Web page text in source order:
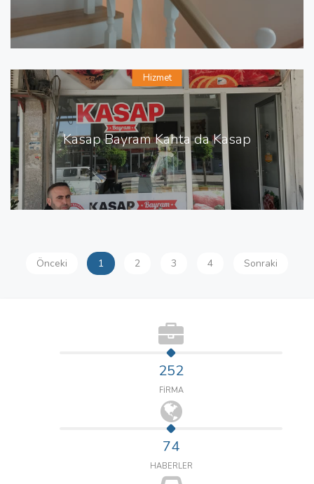
Kasap Bayram Kahta da Kasap
Hizmet
Önceki 1 2 3 4 Sonraki
252
FİRMA
74
HABERLER